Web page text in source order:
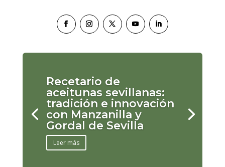
Recetario de
aceitunas sevillanas:
tradición e innovación
con Manzanilla y
Gordal de Sevilla
Leer más